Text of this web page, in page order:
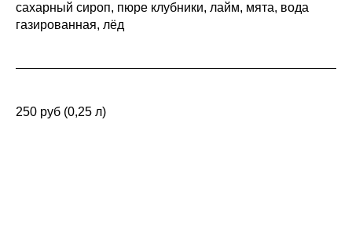
сахарный сироп, пюре клубники, лайм, мята, вода
газированная, лёд
250 руб (0,25 л)